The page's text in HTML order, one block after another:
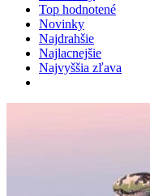
Top hodnotené
Novinky
Najdrahšie
Najlacnejšie
Najvyššia zľava